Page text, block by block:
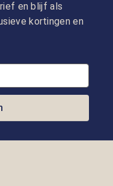
en blijf als
kortingen en